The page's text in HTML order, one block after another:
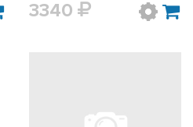
3340